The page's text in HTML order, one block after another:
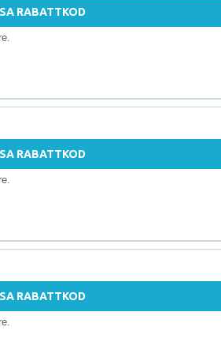
RABATTKOD
RABATTKOD
RABATTKOD